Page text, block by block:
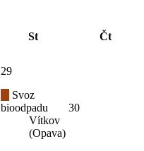
St
Čt
29
Svoz
bioodpadu
Vítkov
(Opava)
30